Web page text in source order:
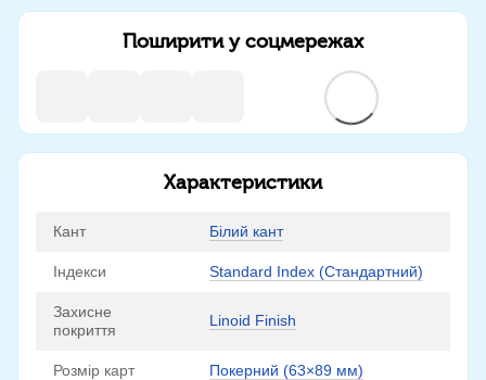
Поширити у соцмережах
Характеристики
Кант Білий кант
Індекси Standard Index (Стандартний)
Захисне
покриття
Linoid Finish
Розмір карт Покерний (63×89 мм)